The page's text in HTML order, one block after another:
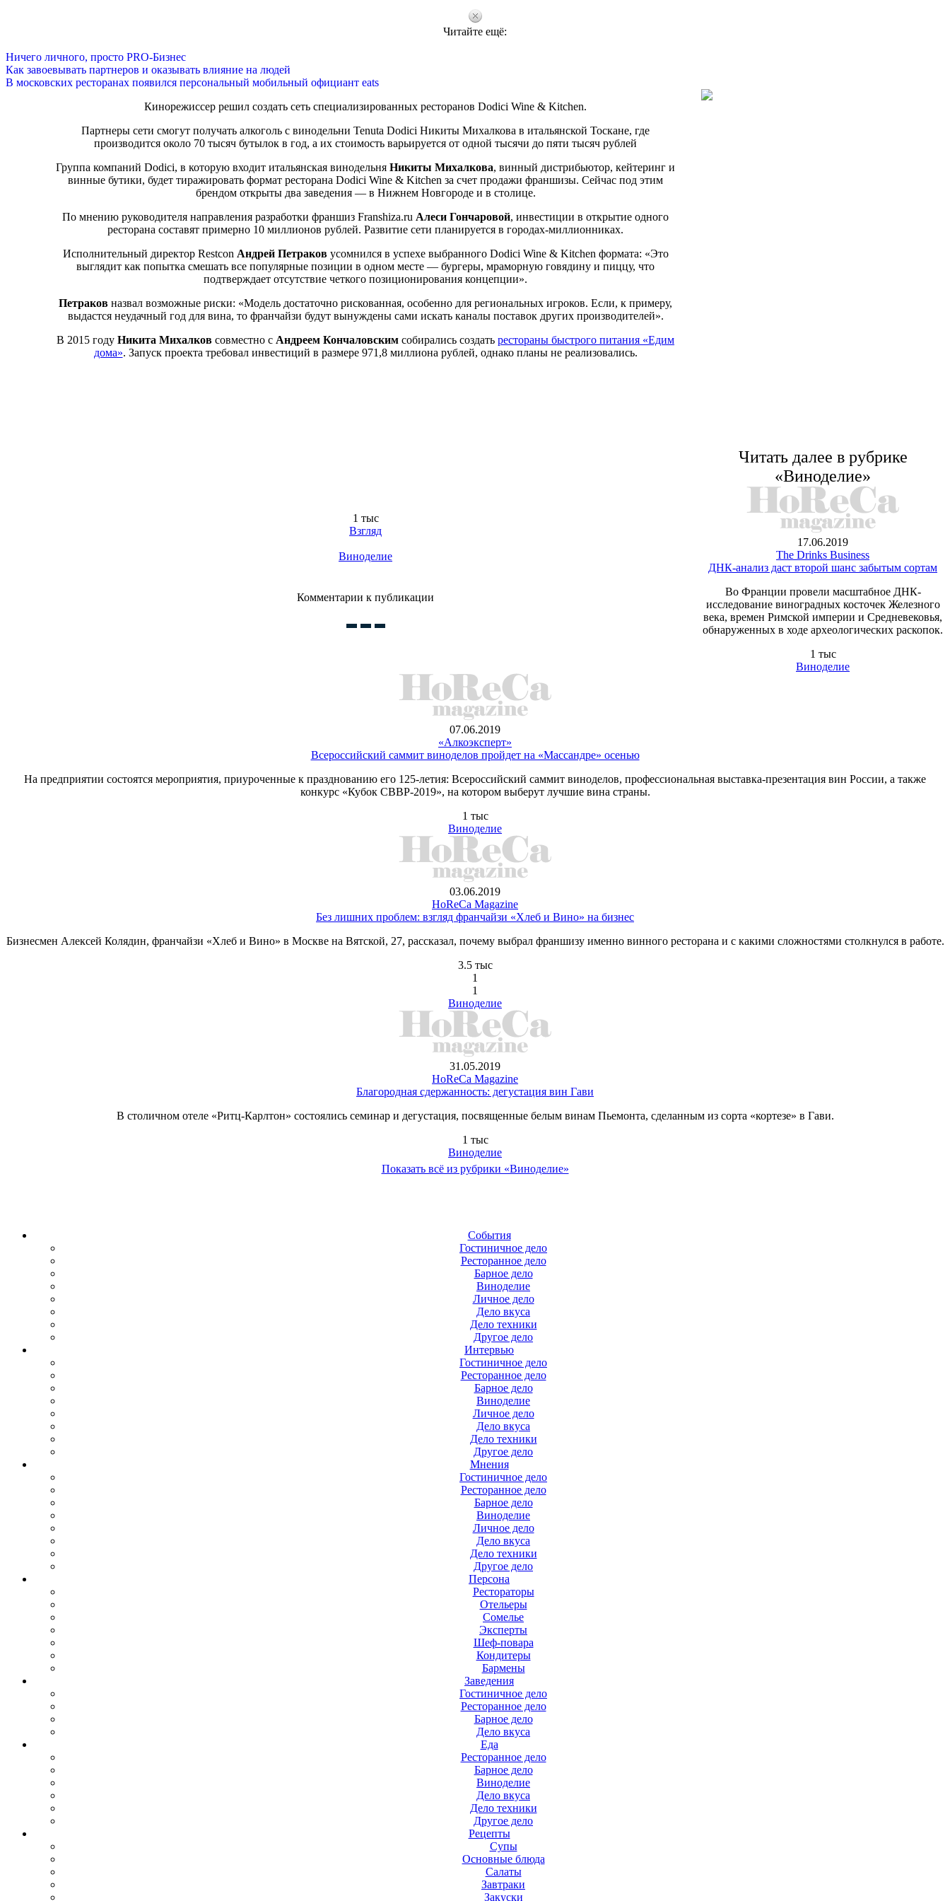
Читайте ещё:
Ничего личного, просто PRO-Бизнес
Как завоевывать партнеров и оказывать влияние на людей
В московских ресторанах появился персональный мобильный официант eats
Кинорежиссер решил создать сеть специализированных ресторанов Dodici Wine & Kitchen.
Партнеры сети смогут получать алкоголь с винодельни Tenuta Dodici Никиты Михалкова в итальянской Тоскане, где
производится около 70 тысяч бутылок в год, а их стоимость варьируется от одной тысячи до пяти тысяч рублей
Группа компаний Dodici, в которую входит итальянская винодельня Никиты Михалкова, винный дистрибьютор, кейтеринг и
винные бутики, будет тиражировать формат ресторана Dodici Wine & Kitchen за счет продажи франшизы. Сейчас под этим
брендом открыты два заведения — в Нижнем Новгороде и в столице.
По мнению руководителя направления разработки франшиз Franshiza.ru Алеси Гончаровой, инвестиции в открытие одного
ресторана составят примерно 10 миллионов рублей. Развитие сети планируется в городах-миллионниках.
Исполнительный директор Restcon Андрей Петраковусомнился в успехе выбранного Dodici Wine & Kitchen формата: «Это
выглядит как попытка смешать все популярные позиции в одном месте — бургеры, мраморную говядину и пиццу, что
подтверждает отсутствие четкого позиционирования концепции».
Петраков назвал возможные риски: «Модель достаточно рискованная, особенно для региональных игроков. Если, к примеру,
выдастся неудачный год для вина, то франчайзи будут вынуждены сами искать каналы поставок других производителей».
В 2015 году Никита Михалков совместно с Андреем Кончаловским собирались создать рестораны быстрого питания «Едим
дома». Запуск проекта требовал инвестиций в размере 971,8 миллиона рублей, однако планы не реализовались.
1 тыс
Взгляд
Виноделие
Комментарии к публикации
Читать далее в рубрике
«Виноделие»
17.06.2019
The Drinks Business
ДНК-анализ даст второй шанс забытым сортам
Во Франции провели масштабное ДНК-
исследование виноградных косточек Железного
века, времен Римской империи и Средневековья,
обнаруженных в ходе археологических раскопок.
1 тыс
Виноделие
07.06.2019
«Алкоэксперт»
Всероссийский саммит виноделов пройдет на «Массандре» осенью
На предприятии состоятся мероприятия, приуроченные к празднованию его 125-летия: Всероссийский саммит виноделов, профессиональная выставка-презентация вин России, а также
конкурс «Кубок СВВР-2019», на котором выберут лучшие вина страны.
1 тыс
Виноделие
03.06.2019
HoReCa Magazine
Без лишних проблем: взгляд франчайзи «Хлеб и Вино» на бизнес
Бизнесмен Алексей Колядин, франчайзи «Хлеб и Вино» в Москве на Вятской, 27, рассказал, почему выбрал франшизу именно винного ресторана и с какими сложностями столкнулся в работе.
3.5 тыс
1
1
Виноделие
31.05.2019
HoReCa Magazine
Благородная сдержанность: дегустация вин Гави
В столичном отеле «Ритц-Карлтон» состоялись семинар и дегустация, посвященные белым винам Пьемонта, сделанным из сорта «кортезе» в Гави.
1 тыс
Виноделие
Показать всё из рубрики «Виноделие»
События
Гостиничное дело
Ресторанное дело
Барное дело
Виноделие
Личное дело
Дело вкуса
Дело техники
Другое дело
Интервью
Гостиничное дело
Ресторанное дело
Барное дело
Виноделие
Личное дело
Дело вкуса
Дело техники
Другое дело
Мнения
Гостиничное дело
Ресторанное дело
Барное дело
Виноделие
Личное дело
Дело вкуса
Дело техники
Другое дело
Персона
Рестораторы
Отельеры
Сомелье
Эксперты
Шеф-повара
Кондитеры
Бармены
Заведения
Гостиничное дело
Ресторанное дело
Барное дело
Дело вкуса
Еда
Ресторанное дело
Барное дело
Виноделие
Дело вкуса
Дело техники
Другое дело
Рецепты
Супы
Основные блюда
Салаты
Завтраки
Закуски